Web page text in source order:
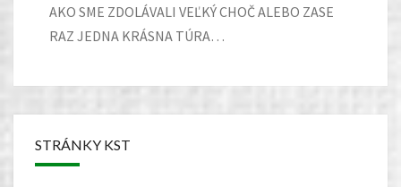
AKO SME ZDOLÁVALI VEĽKÝ CHOČ ALEBO ZASE
RAZ JEDNA KRÁSNA TÚRA…
STRÁNKY KST